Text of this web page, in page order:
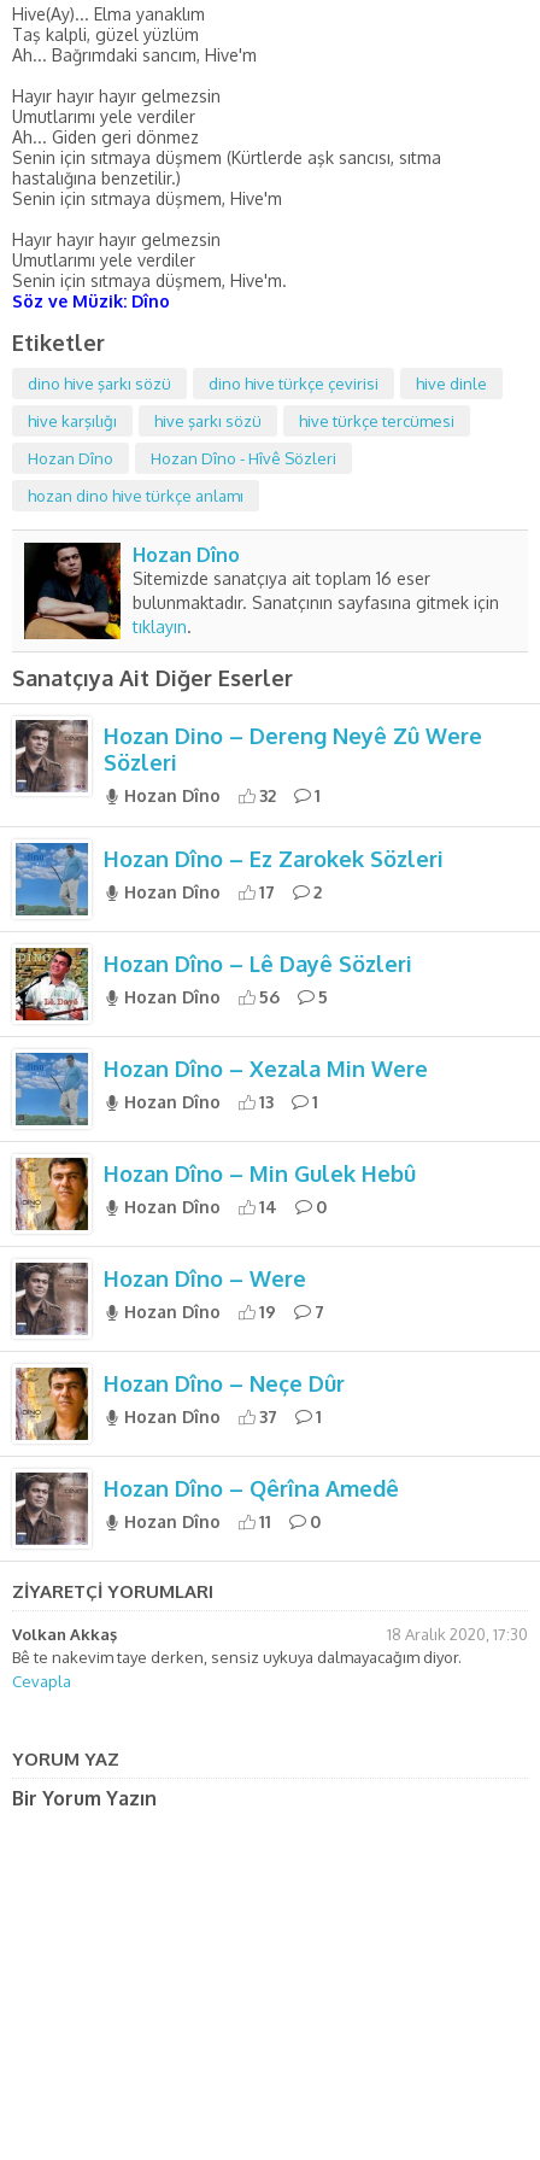
Hive(Ay)... Elma yanaklım
Taş kalpli, güzel yüzlüm
Ah... Bağrımdaki sancım, Hive'm
Hayır hayır hayır gelmezsin
Umutlarımı yele verdiler
Ah... Giden geri dönmez
Senin için sıtmaya düşmem (Kürtlerde aşk sancısı, sıtma
hastalığına benzetilir.)
Senin için sıtmaya düşmem, Hive'm
Hayır hayır hayır gelmezsin
Umutlarımı yele verdiler
Senin için sıtmaya düşmem, Hive'm.
Söz ve Müzik: Dîno
Etiketler
dino hive şarkı sözü dino hive türkçe çevirisi
hive dinle
hive karşılığı
hive şarkı sözü
hive türkçe tercümesi
Hozan Dîno
Hozan Dîno - Hîvê Sözleri
hozan dino hive türkçe anlamı
Hozan Dîno
Sitemizde sanatçıya ait toplam 16 eser
bulunmaktadır. Sanatçının sayfasına gitmek için
tıklayın.
Sanatçıya Ait Diğer Eserler
Hozan Dino – Dereng Neyê Zû Were
Sözleri
Hozan Dîno 32 1
Hozan Dîno – Ez Zarokek Sözleri
Hozan Dîno 17 2
Hozan Dîno – Lê Dayê Sözleri
Hozan Dîno 56 5
Hozan Dîno – Xezala Min Were
Hozan Dîno 13 1
Hozan Dîno – Min Gulek Hebû
Hozan Dîno 14 0
Hozan Dîno – Were
Hozan Dîno 19 7
Hozan Dîno – Neçe Dûr
Hozan Dîno 37 1
Hozan Dîno – Qêrîna Amedê
Hozan Dîno 11 0
ZİYARETÇİ YORUMLARI
Volkan Akkaş
18 Aralık 2020, 17:30
Bê te nakevim taye derken, sensiz uykuya dalmayacağım diyor.
Cevapla
YORUM YAZ
Bir Yorum Yazın